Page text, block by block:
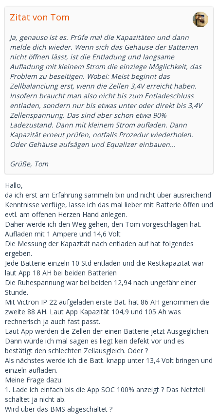
Zitat von Tom
Ja, genauso ist es. Prüfe mal die Kapazitäten und dann
melde dich wieder. Wenn sich das Gehäuse der Batterien
nicht öffnen lässt, ist die Entladung und langsame
Aufladung mit kleinem Strom die einziege Möglichkeit, das
Problem zu beseitigen. Wobei: Meist beginnt das
Zellbalanciung erst, wenn die Zellen 3,4V erreicht haben.
Insofern braucht man also nicht bis zum Entladeschluss
entladen, sondern nur bis etwas unter oder direkt bis 3,4V
Zellenspannung. Das sind aber schon etwa 90%
Ladezustand. Dann mit kleinem Strom aufladen. Dann
Kapazität erneut prüfen, notfalls Prozedur wiederholen.
Oder Gehäuse aufsägen und Equalizer einbauen...
Grüße, Tom
Hallo,
da ich erst am Erfahrung sammeln bin und nicht über ausreichend
Kenntnisse verfüge, lasse ich das mal lieber mit Batterie öffen und
evtl. am offenen Herzen Hand anlegen.
Daher werde ich den Weg gehen, den Tom vorgeschlagen hat.
Aufladen mit 1 Ampere und 14,6 Volt
Die Messung der Kapazität nach entladen auf hat folgendes
ergeben.
Jede Batterie einzeln 10 Std entladen und die Restkapazität war
laut App 18 AH bei beiden Batterien
Die Ruhespannung war bei beiden 12,94 nach ungefähr einer
Stunde.
Mit Victron IP 22 aufgeladen erste Bat. hat 86 AH genommen die
zweite 88 AH. Laut App Kapazität 104,9 und 105 Ah was
rechnerisch ja auch fast passt.
Laut App werden die Zellen der einen Batterie jetzt Ausgeglichen.
Dann würde ich mal sagen es liegt kein defekt vor und es
bestätigt den schlechten Zellausgleich. Oder ?
Als nächstes werde ich die Batt. knapp unter 13,4 Volt bringen und
einzeln aufladen.
Meine Frage dazu:
1. Lade ich einfach bis die App SOC 100% anzeigt ? Das Netzteil
schaltet ja nicht ab.
Wird über das BMS abgeschaltet ?